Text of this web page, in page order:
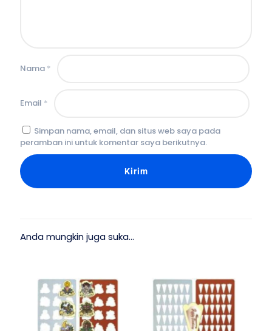
Nama *
Email *
Simpan nama, email, dan situs web saya pada
peramban ini untuk komentar saya berikutnya.
Anda mungkin juga suka…